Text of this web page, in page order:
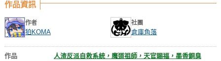
作品資訊
作者
狛KOMA
社團
倉庫角落
作品 人渣反派自救系統，魔道祖師，天官賜福，墨香銅臭